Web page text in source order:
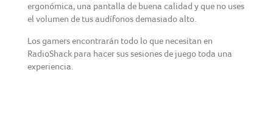
ergonómica, una pantalla de buena calidad y que no uses
el volumen de tus audífonos demasiado alto.
Los gamers encontrarán todo lo que necesitan en
RadioShack para hacer sus sesiones de juego toda una
experiencia.